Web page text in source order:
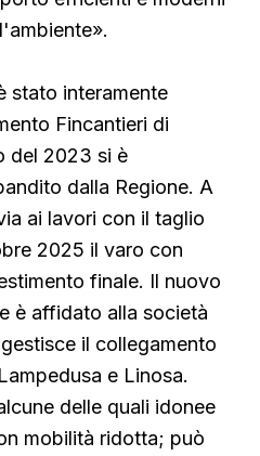
stato interamente
Fincantieri di
del 2023 si è
dalla Regione. A
ai lavori con il taglio
2025 il varo con
finale. Il nuovo
è affidato alla società
il collegamento
e Linosa.
delle quali idonee
mobilità ridotta; può